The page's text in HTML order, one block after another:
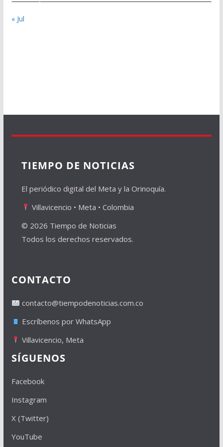
« Jul
TIEMPO DE NOTICIAS
El periódico digital del Meta y la Orinoquía.
Villavicencio • Meta • Colombia
© 2026 Tiempo de Noticias
Todos los derechos reservados.
CONTACTO
contacto@tiempodenoticias.com.co
Escríbenos por WhatsApp
Villavicencio, Meta
SÍGUENOS
Facebook
Instagram
X (Twitter)
YouTube